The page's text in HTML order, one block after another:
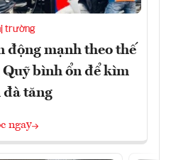
trường
động mạnh theo thế
bình ổn để kìm
đà tăng
ngay